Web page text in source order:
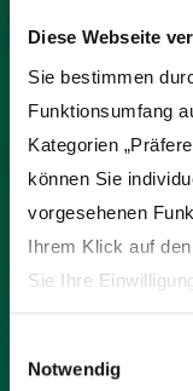
Diese Webseite
Sie bestimmen
Funktionsumfang
Kategorien
können Sie
vorgesehenen
Ihrem Klick auf
Sie Ihre
soziale Medien
Website
Notwendig